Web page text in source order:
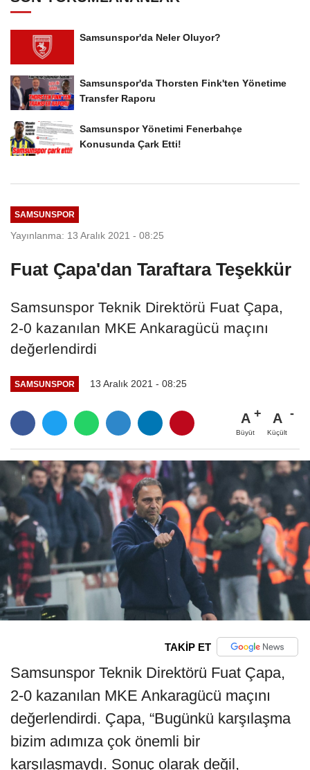
Samsunspor'da Neler Oluyor?
Samsunspor'da Thorsten Fink'ten Yönetime
Transfer Raporu
Samsunspor Yönetimi Fenerbahçe
Konusunda Çark Etti!
SAMSUNSPOR
Yayınlanma: 13 Aralık 2021 - 08:25
Fuat Çapa'dan Taraftara Teşekkür
Samsunspor Teknik Direktörü Fuat Çapa,
2-0 kazanılan MKE Ankaragücü maçını
değerlendirdi
SAMSUNSPOR 13 Aralık 2021 - 08:25
A
Büyüt
A
Küçült
TAKİP ET
Samsunspor Teknik Direktörü Fuat Çapa,
2-0 kazanılan MKE Ankaragücü maçını
değerlendirdi. Çapa, “Bugünkü karşılaşma
bizim adımıza çok önemli bir
karşılaşmaydı. Sonuç olarak değil,